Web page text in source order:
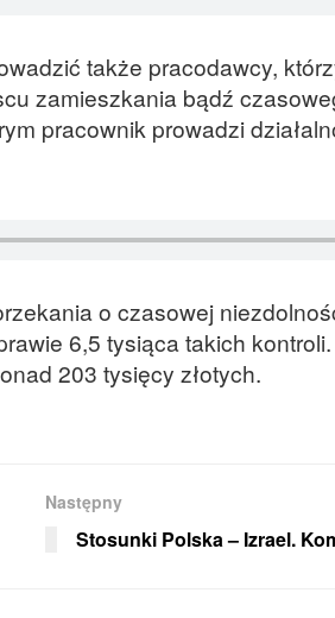
także pracodawcy,
zamieszkania bądź
pracownik prowadzi
o czasowej
6,5 tysiąca takich
203 tysięcy złotych.
Następny
Stosunki Polska – Izrael.